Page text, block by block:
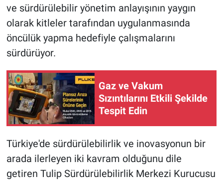
ve sürdürülebilir yönetim anlayışının yaygın
olarak kitleler tarafından uygulanmasında
öncülük yapma hedefiyle çalışmalarını
sürdürüyor.
Gaz ve Vakum
Sızıntılarını Etkili Şekilde
Tespit Edin
Türkiye'de sürdürülebilirlik ve inovasyonun bir
arada ilerleyen iki kavram olduğunu dile
getiren Tulip Sürdürülebilirlik Merkezi Kurucusu